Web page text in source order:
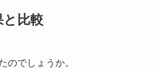
と比較
のでしょうか。